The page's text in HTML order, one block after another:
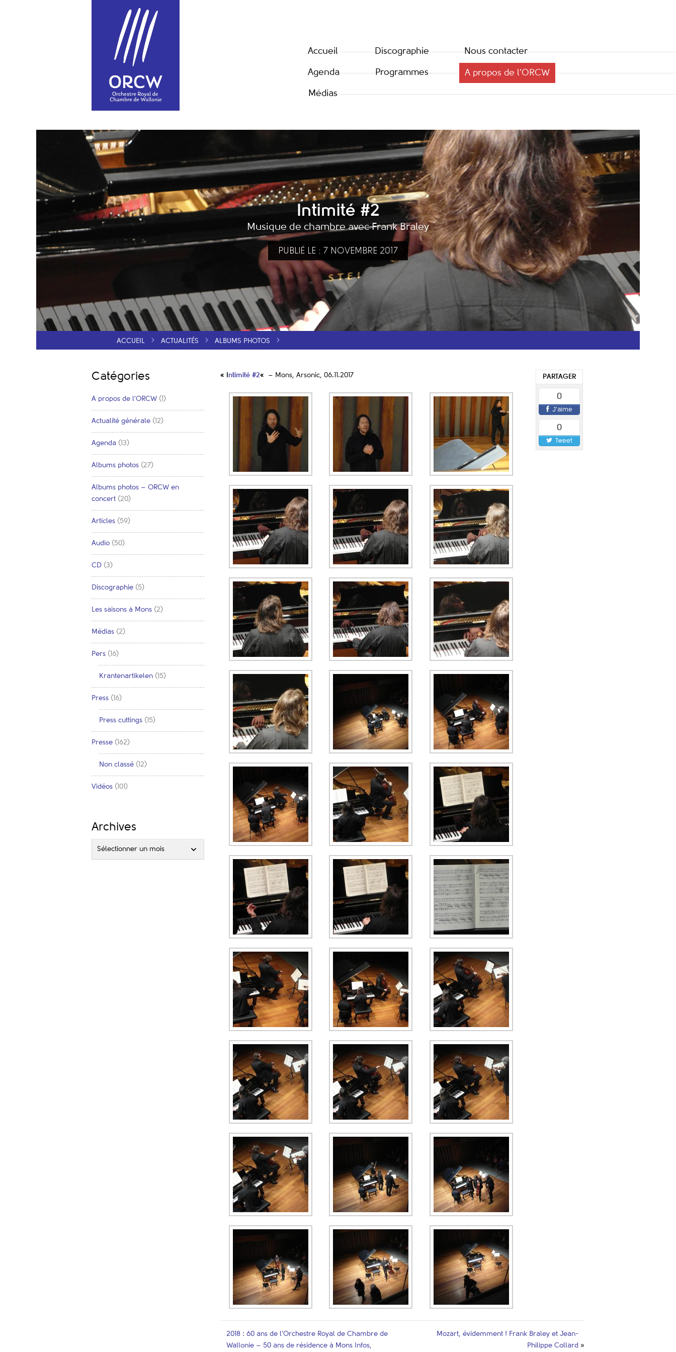
Accueil
Agenda
Médias
Discographie
Programmes
Nous contacter
A propos de l’ORCW
Intimité #2
Musique de chambre avec Frank Braley
PUBLIÉ LE : 7 NOVEMBRE 2017
ACCUEIL ACTUALITÉS ALBUMS PHOTOS
« I ntimité #2« – Mons, Arsonic, 06.11.2017 PARTAGER
0
J'aime
0
Tweet
2018 : 60 ans de l’Orchestre Royal de Chambre de
Wallonie – 50 ans de résidence à Mons Infos,
Mozart, évidemment ! Frank Braley et Jean-
Philippe Collard »
Catégories
A propos de l'ORCW (1)
Actualité générale (12)
Agenda (13)
Albums photos (27)
Albums photos – ORCW en
concert (20)
Articles (59)
Audio (50)
CD (3)
Discographie (5)
Les saisons à Mons (2)
Médias (2)
Pers (16)
Krantenartikelen (15)
Press (16)
Press cuttings (15)
Presse (162)
Non classé (12)
Vidéos (101)
Archives
Sélectionner un mois